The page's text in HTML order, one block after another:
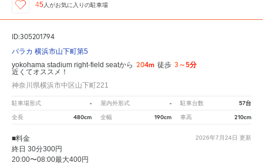
45人がお気に入りの駐車場
ID:305201794
パラカ 横浜市山下町第5
yokohama stadium right-field seatから 204m 徒歩 3～5分
近くてオススメ！
神奈川県横浜市中区山下町221
駐車場形式 - 屋内外形式 - 駐車台数 57台
全長 480cm 全幅 190cm 車高 210cm
2026年7月24日 更新
■料金
終日 30分300円
20:00〜08:00最大400円